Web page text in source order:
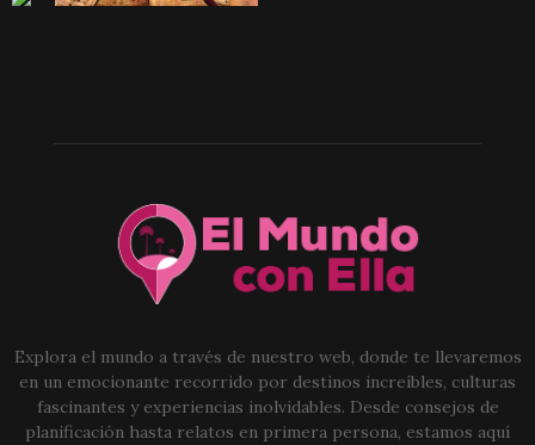
Explora el mundo a través de nuestro web, donde te llevaremos
en un emocionante recorrido por destinos increíbles, culturas
fascinantes y experiencias inolvidables. Desde consejos de
planificación hasta relatos en primera persona, estamos aquí